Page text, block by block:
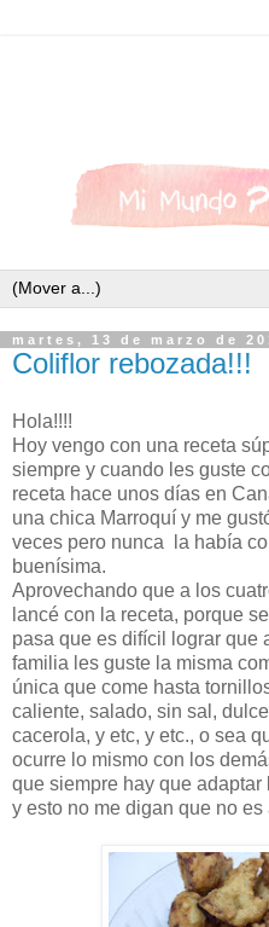
martes, 13 de marzo de
Coliflor rebozada!!!
Hola!!!!
Hoy vengo con una receta
siempre y cuando les guste
receta hace unos días en
una chica Marroquí y me
veces pero nunca la había
buenísima.
Aprovechando que a los
lancé con la receta, porque
pasa que es difícil lograr
familia les guste la misma
única que come hasta
caliente, salado, sin sal,
cacerola, y etc, y etc., o sea
ocurre lo mismo con los
que siempre hay que
y esto no me digan que no es